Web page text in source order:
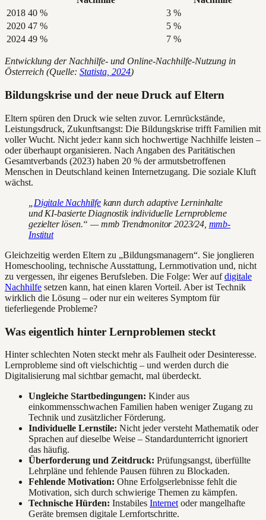
2018 40 %
3 %
2020 47 %
5 %
2024 49 % 7 %
Entwicklung der Nachhilfe- und Online-Nachhilfe-Nutzung in
Österreich (Quelle: Statista, 2024)
Bildungskrise und der neue Druck auf Eltern
Eltern spüren den Druck wie selten zuvor. Lernrückstände,
Leistungsdruck, Zukunftsangst: Die Bildungskrise trifft Familien mit
voller Wucht. Nicht jede:r kann sich hochwertige Nachhilfe leisten –
oder überhaupt organisieren. Nach Angaben des Paritätischen
Gesamtverbands (2023) haben 20 % der armutsbetroffenen
Menschen in Deutschland keinen Internetzugang. Die soziale Kluft
wächst.
Digitale Nachhilfekann durch adaptive Lerninhalte
und KI-basierte Diagnostik individuelle Lernprobleme
gezielter lösen.“ — mmb Trendmonitor 2023/24, mmb-
Institut
Gleichzeitig werden Eltern zu „Bildungsmanagern“. Sie jonglieren
Homeschooling, technische Ausstattung, Lernmotivation und, nicht
zu vergessen, ihr eigenes Berufsleben. Die Folge: Wer aufdigitale
Nachhilfe setzen kann, hat einen klaren Vorteil. Aber ist Technik
wirklich die Lösung – oder nur ein weiteres Symptom für
tieferliegende Probleme?
Was eigentlich hinter Lernproblemen steckt
Hinter schlechten Noten steckt mehr als Faulheit oder Desinteresse.
Lernprobleme sind oft vielschichtig – und werden durch die
Digitalisierung mal sichtbar gemacht, mal überdeckt.
Ungleiche Startbedingungen: Kinder aus
einkommensschwachen Familien haben weniger Zugang zu
Technik und zusätzlicher Förderung.
Individuelle Lernstile: Nicht jeder versteht Mathematik oder
Sprachen auf dieselbe Weise – Standardunterricht ignoriert
das häufig.
Überforderung und Zeitdruck: Prüfungsangst, überfüllte
Lehrpläne und fehlende Pausen führen zu Blockaden.
Fehlende Motivation: Ohne Erfolgserlebnisse fehlt die
Motivation, sich durch schwierige Themen zu kämpfen.
Technische Hürden: Instabiles Internet oder mangelhafte
Geräte bremsen digitale Lernfortschritte.